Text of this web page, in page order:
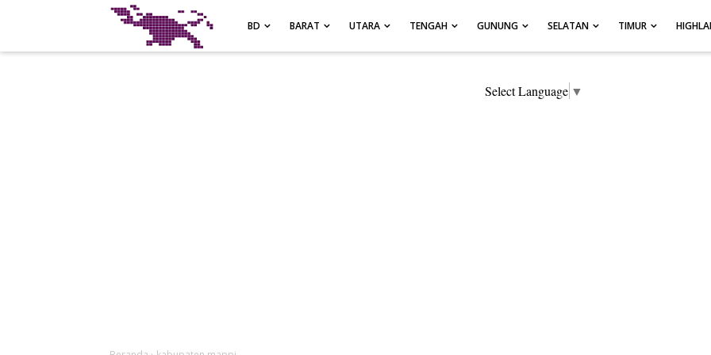
BD BARAT UTARA TENGAH GUNUNG SELATAN TIMUR
Select Language ▼